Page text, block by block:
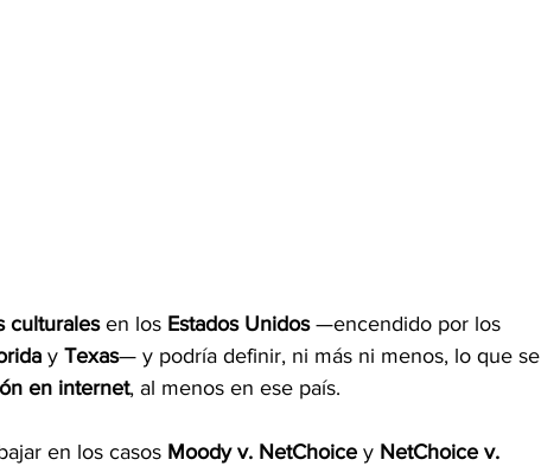
culturales en los Estados Unidos —encendido por los
y Texas— y podría definir, ni más ni menos, lo que se
en internet, al menos en ese país.
en los casos Moody v. NetChoice y NetChoice v.